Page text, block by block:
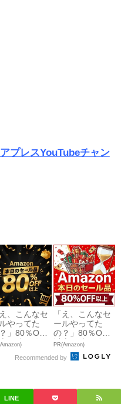
プレスYouTubeチャン
え、こんなセ
やってた
」80％OFF
が続々登
気が...
「え、こんなセ
ールやってた
の？」80％OFF
以上が続々登
場！Amazonの
本気が...
PR(Amazon)
Recommended by
LINE